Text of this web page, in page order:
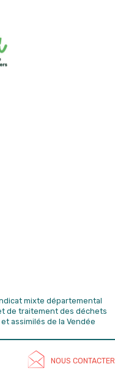
mixte départemental
de traitement des déchets
assimilés de la Vendée
NOUS CONTACTER